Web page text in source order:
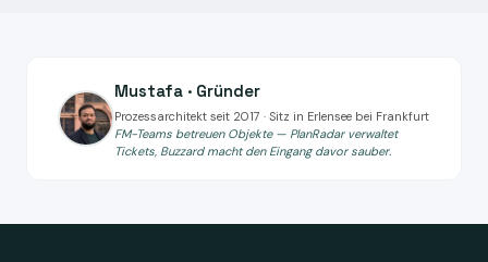
Mustafa · Gründer
Prozessarchitekt seit 2017 · Sitz in Erlensee bei Frankfurt
FM-Teams betreuen Objekte — PlanRadar verwaltet
Tickets, Buzzard macht den Eingang davor sauber.